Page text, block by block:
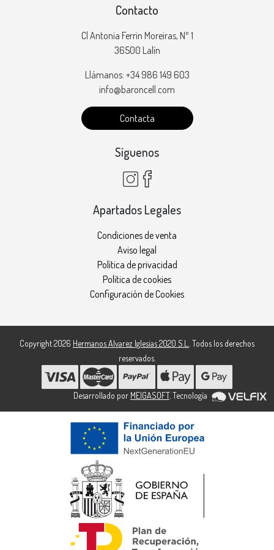
Contacto
Cl Antonia Ferrin Moreiras, Nº 1
36500 Lalín
Llámanos: +34 986 149 603
info@baroncell.com
Contacta
Síguenos
Apartados Legales
Condiciones de venta
Aviso legal
Política de privacidad
Política de cookies
Configuración de Cookies
Copyright 2026 Hermanos Alvarez Iglesias 2020 S.L.
. Todos los derechos
reservados.
Desarrollado por MEIGASOFT. Tecnología